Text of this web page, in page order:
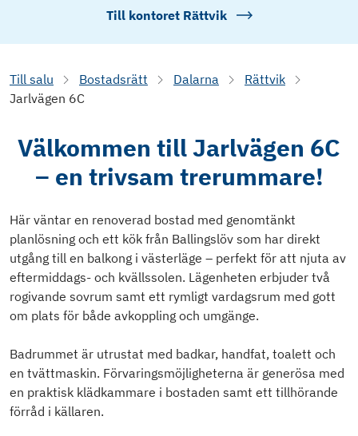
Till kontoret Rättvik
Till salu Bostadsrätt Dalarna
Rättvik
Jarlvägen 6C
Välkommen till Jarlvägen 6C
– en trivsam trerummare!
Här väntar en renoverad bostad med genomtänkt
planlösning och ett kök från Ballingslöv som har direkt
utgång till en balkong i västerläge – perfekt för att njuta av
eftermiddags- och kvällssolen. Lägenheten erbjuder två
rogivande sovrum samt ett rymligt vardagsrum med gott
om plats för både avkoppling och umgänge.
Badrummet är utrustat med badkar, handfat, toalett och
en tvättmaskin. Förvaringsmöjligheterna är generösa med
en praktisk klädkammare i bostaden samt ett tillhörande
förråd i källaren.